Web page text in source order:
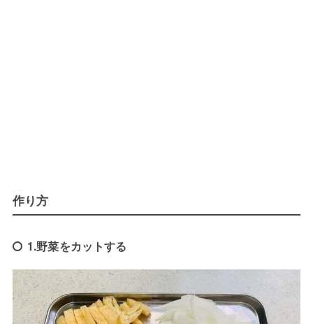
作り方
1.野菜をカットする